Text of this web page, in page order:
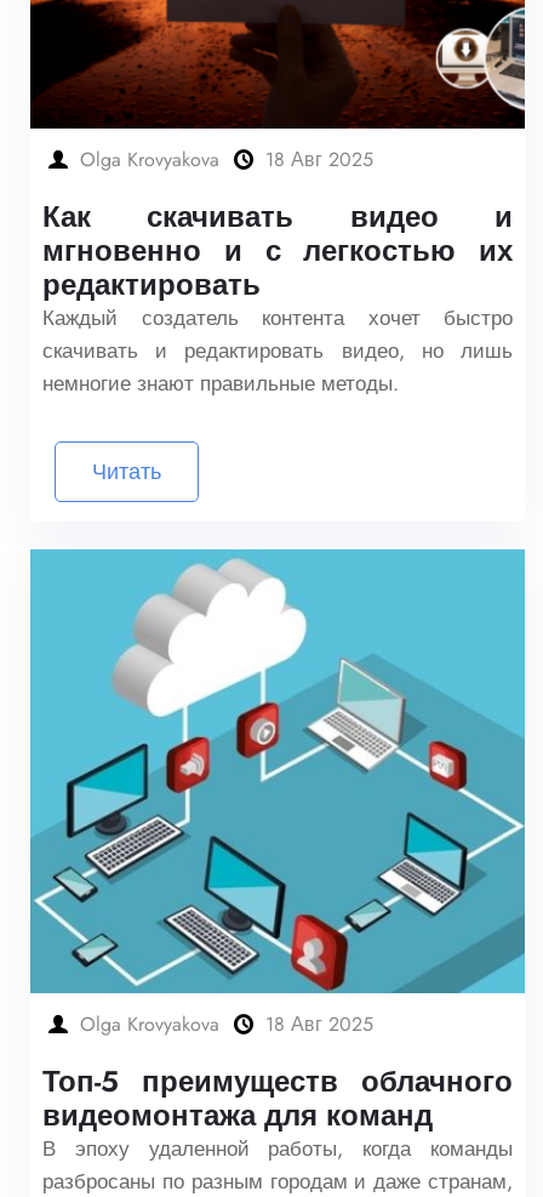
Olga Krovyakova 18 Авг 2025
Как скачивать видео и
мгновенно и с легкостью их
редактировать
Каждый создатель контента хочет быстро
скачивать и редактировать видео, но лишь
немногие знают правильные методы.
Читать
Olga Krovyakova 18 Авг 2025
Топ-5 преимуществ облачного
видеомонтажа для команд
В эпоху удаленной работы, когда команды
разбросаны по разным городам и даже странам,